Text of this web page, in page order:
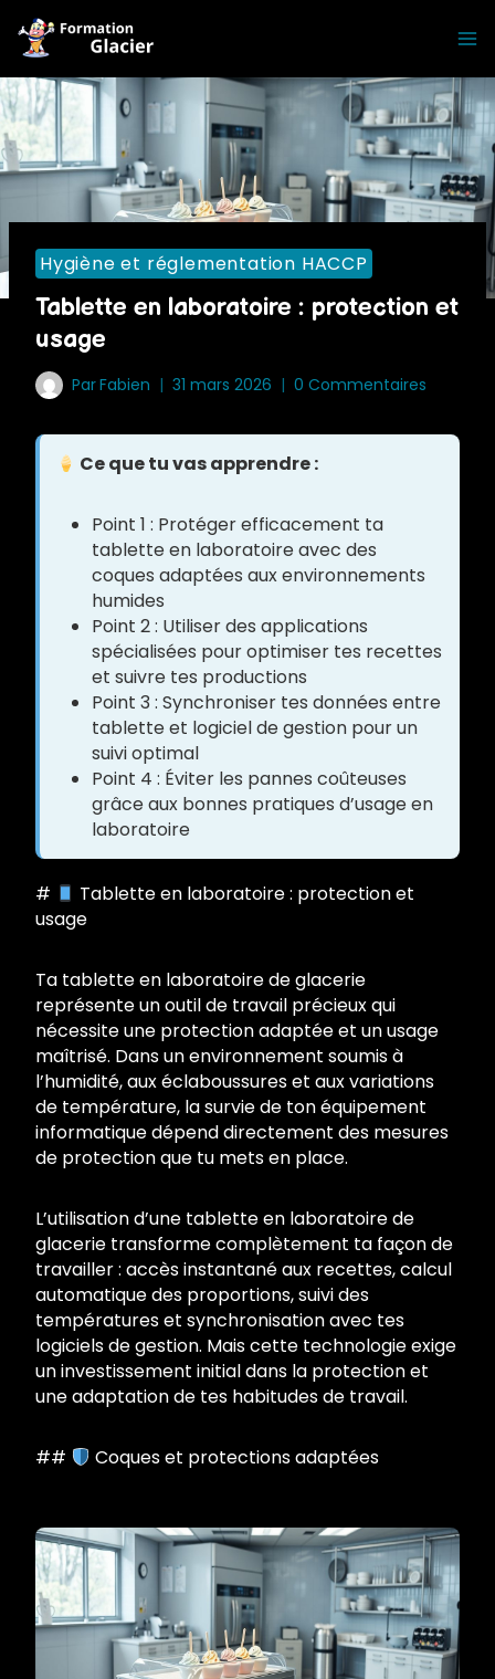
content
Hygiène et réglementation HACCP
Tablette en laboratoire : protection et
usage
ParFabien 31 mars 2026 0 Commentaires
Ce que tu vas apprendre :
Point 1 : Protéger efficacement ta
tablette en laboratoire avec des
coques adaptées aux environnements
humides
Point 2 : Utiliser des applications
spécialisées pour optimiser tes recettes
et suivre tes productions
Point 3 : Synchroniser tes données entre
tablette et logiciel de gestion pour un
suivi optimal
Point 4 : Éviter les pannes coûteuses
grâce aux bonnes pratiques d’usage en
laboratoire
#
Tablette en laboratoire : protection et
usage
Ta tablette en laboratoire de glacerie
représente un outil de travail précieux qui
nécessite une protection adaptée et un usage
maîtrisé. Dans un environnement soumis à
l’humidité, aux éclaboussures et aux variations
de température, la survie de ton équipement
informatique dépend directement des mesures
de protection que tu mets en place.
L’utilisation d’une tablette en laboratoire de
glacerie transforme complètement ta façon de
travailler : accès instantané aux recettes, calcul
automatique des proportions, suivi des
températures et synchronisation avec tes
logiciels de gestion. Mais cette technologie exige
un investissement initial dans la protection et
une adaptation de tes habitudes de travail.
## Coques et protections adaptées